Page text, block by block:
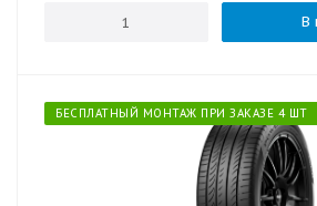
В
БЕСПЛАТНЫЙ МОНТАЖ ПРИ ЗАКАЗЕ 4 ШТ